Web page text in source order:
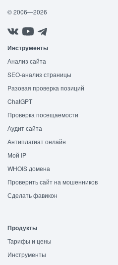
© 2006—2026
Инструменты
Анализ сайта
SEO-анализ страницы
Разовая проверка позиций
ChatGPT
Проверка посещаемости
Аудит сайта
Антиплагиат онлайн
Мой IP
WHOIS домена
Проверить сайт на мошенников
Сделать фавикон
Продукты
Тарифы и цены
Инструменты